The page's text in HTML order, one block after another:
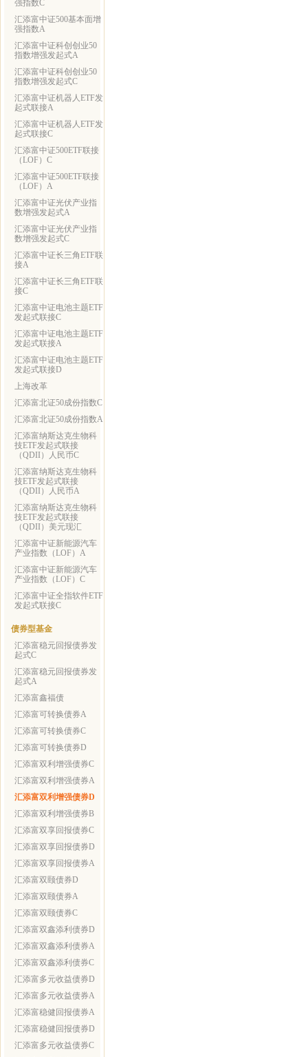
强指数C
汇添富中证500基本面增
强指数A
汇添富中证科创创业50
指数增强发起式A
汇添富中证科创创业50
指数增强发起式C
汇添富中证机器人ETF发
起式联接A
汇添富中证机器人ETF发
起式联接C
汇添富中证500ETF联接
（LOF）C
汇添富中证500ETF联接
（LOF）A
汇添富中证光伏产业指
数增强发起式A
汇添富中证光伏产业指
数增强发起式C
汇添富中证长三角ETF联
接A
汇添富中证长三角ETF联
接C
汇添富中证电池主题ETF
发起式联接C
汇添富中证电池主题ETF
发起式联接A
汇添富中证电池主题ETF
发起式联接D
上海改革
汇添富北证50成份指数C
汇添富北证50成份指数A
汇添富纳斯达克生物科
技ETF发起式联接
（QDII）人民币C
汇添富纳斯达克生物科
技ETF发起式联接
（QDII）人民币A
汇添富纳斯达克生物科
技ETF发起式联接
（QDII）美元现汇
汇添富中证新能源汽车
产业指数（LOF）A
汇添富中证新能源汽车
产业指数（LOF）C
汇添富中证全指软件ETF
发起式联接C
债券型基金
汇添富稳元回报债券发
起式C
汇添富稳元回报债券发
起式A
汇添富鑫福债
汇添富可转换债券A
汇添富可转换债券C
汇添富可转换债券D
汇添富双利增强债券C
汇添富双利增强债券A
汇添富双利增强债券D
汇添富双利增强债券B
汇添富双享回报债券C
汇添富双享回报债券D
汇添富双享回报债券A
汇添富双颐债券D
汇添富双颐债券A
汇添富双颐债券C
汇添富双鑫添利债券D
汇添富双鑫添利债券A
汇添富双鑫添利债券C
汇添富多元收益债券D
汇添富多元收益债券A
汇添富稳健回报债券A
汇添富稳健回报债券D
汇添富多元收益债券C